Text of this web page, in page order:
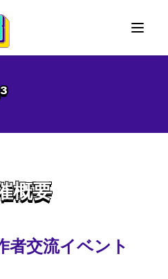
概要
概要
者交流イベント